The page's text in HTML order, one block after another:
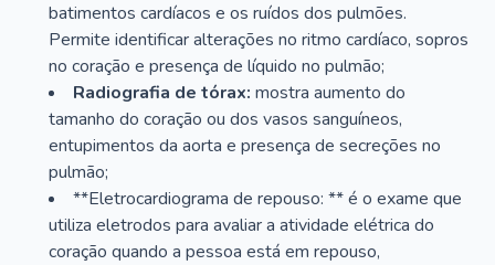
batimentos cardíacos e os ruídos dos pulmões.
Permite identificar alterações no ritmo cardíaco, sopros
no coração e presença de líquido no pulmão;
Radiografia de tórax: mostra aumento do
tamanho do coração ou dos vasos sanguíneos,
entupimentos da aorta e presença de secreções no
pulmão;
**Eletrocardiograma de repouso: ** é o exame que
utiliza eletrodos para avaliar a atividade elétrica do
coração quando a pessoa está em repouso,